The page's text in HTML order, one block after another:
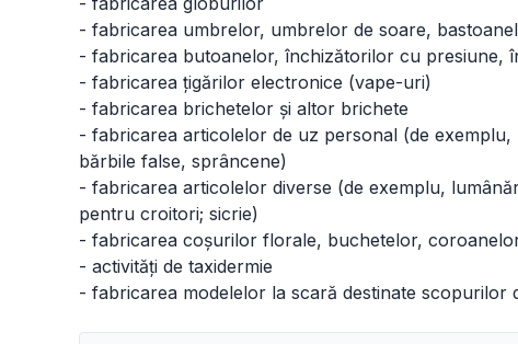
- fabricarea umbrelor, umbrelor de soare,
- fabricarea butoanelor, închizătorilor cu presiune,
- fabricarea țigărilor electronice (vape-uri)
- fabricarea brichetelor și altor brichete
- fabricarea articolelor de uz personal (de
bărbile false, sprâncene)
- fabricarea articolelor diverse (de exemplu,
pentru croitori; sicrie)
- fabricarea coșurilor florale, buchetelor,
- activități de taxidermie
- fabricarea modelelor la scară destinate scopurilor